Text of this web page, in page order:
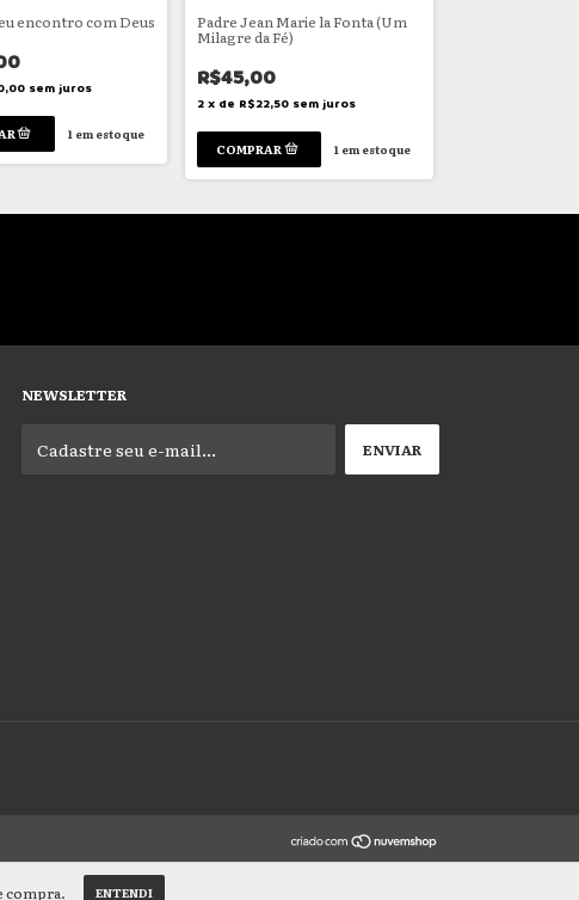
compra. ENTENDI
encontro com Deus
sem juros
1 em estoque
Padre Jean Marie la Fonta (Um
Milagre da Fé)
R$45,00
2 x de R$22,50 sem juros
1 em estoque
NEWSLETTER